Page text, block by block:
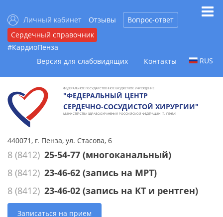
Личный кабинет Отзывы
Вопрос-ответ
Сердечный справочник
#КардиоПенза
Версия для слабовидящих
Контакты RUS
ФЕДЕРАЛЬНОЕ ГОСУДАРСТВЕННОЕ БЮДЖЕТНОЕ УЧРЕЖДЕНИЕ
"ФЕДЕРАЛЬНЫЙ ЦЕНТР
СЕРДЕЧНО-СОСУДИСТОЙ ХИРУРГИИ"
МИНИСТЕРСТВА ЗДРАВООХРАНЕНИЯ РОССИЙСКОЙ ФЕДЕРАЦИИ (Г. ПЕНЗА)
440071, г. Пенза, ул. Стасова, 6
8 (8412) 25-54-77 (многоканальный)
8 (8412) 23-46-62 (запись на МРТ)
8 (8412) 23-46-02 (запись на КТ и рентген)
Записаться на прием